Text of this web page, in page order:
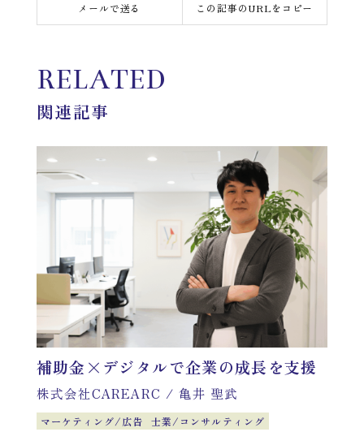
メールで送る この記事のURLをコピー
RELATED
関連記事
補助金×デジタルで企業の成長を支援
株式会社CAREARC / 亀井 聖武
マーケティング/広告 士業/コンサルティング